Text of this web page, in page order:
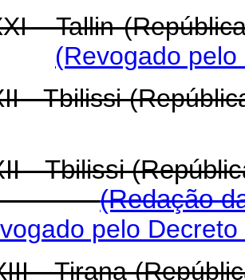
- Tallin
(Revogado
- Tbilissi
- Tbilissi
(Redação
pelo
- Tirana